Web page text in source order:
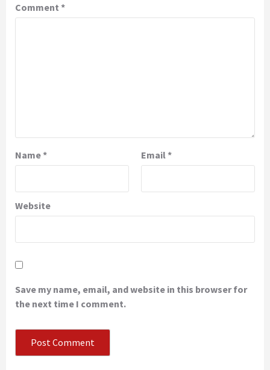
Comment *
Name* Email *
Website
Save my name, email, and website in this browser for
the next time I comment.